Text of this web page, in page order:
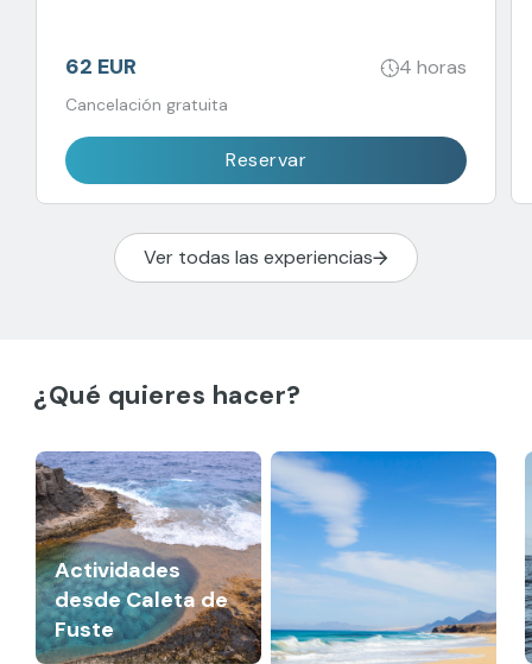
62 EUR 4 horas
Cancelación gratuita
Reservar
Ver todas las experiencias
¿Qué quieres hacer?
Actividades
desde Caleta de
Fuste